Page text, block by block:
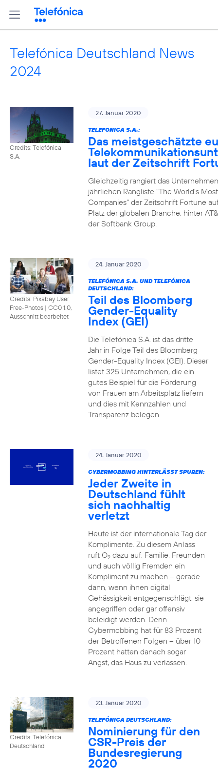
Telefónica Deutschland News
2024
Credits: Telefónica
S.A.
27. Januar 2020
TELEFONICA S.A.:
Das meistgeschätzte
laut der Zeitschrift
Gleichzeitig rangiert das
jährlichen Rangliste "The World's
Companies" der Zeitschrift Fortune
Platz der globalen Branche, hinter
der Softbank Group.
Credits: Pixabay User
Free-Photos | CC0 1.0,
Ausschnitt bearbeitet
24. Januar 2020
TELEFÓNICA S.A. UND TELEFÓNICA
DEUTSCHLAND:
Teil des Bloomberg
Gender-Equality
Index (GEI)
Die Telefónica S.A. ist das dritte
Jahr in Folge Teil des Bloomberg
Gender-Equality Index (GEI). Dieser
listet 325 Unternehmen, die ein
gutes Beispiel für die Förderung
von Frauen am Arbeitsplatz liefern
und dies mit Kennzahlen und
Transparenz belegen.
24. Januar 2020
CYBERMOBBING HINTERLÄSST SPUREN:
Jeder Zweite in
Deutschland fühlt
sich nachhaltig
verletzt
Heute ist der internationale Tag der
Komplimente. Zu diesem Anlass
ruft O2dazu auf, Familie, Freunden
und auch völlig Fremden ein
Kompliment zu machen – gerade
dann, wenn ihnen digital
Gehässigkeit entgegenschlägt, sie
angegriffen oder gar offensiv
beleidigt werden. Denn
Cybermobbing hat für 83 Prozent
der Betroffenen Folgen – über 10
Prozent hatten danach sogar
Angst, das Haus zu verlassen.
Credits: Telefónica
Deutschland
23. Januar 2020
TELEFÓNICA DEUTSCHLAND:
Nominierung für den
CSR-Preis der
Bundesregierung
2020